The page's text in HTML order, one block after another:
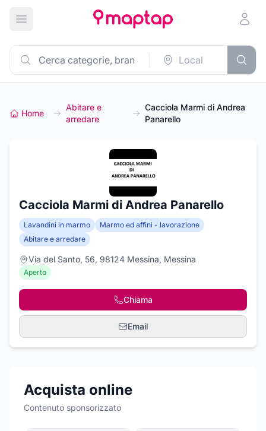
Apri menu principale
Home
Abitare e
arredare
Cacciola Marmi di Andrea
Panarello
Cacciola Marmi di Andrea Panarello
Lavandini in marmo
Marmo ed affini - lavorazione
Abitare e arredare
Via del Santo, 56, 98124 Messina, Messina
Aperto
Chiama
Email
Acquista online
Contenuto sponsorizzato